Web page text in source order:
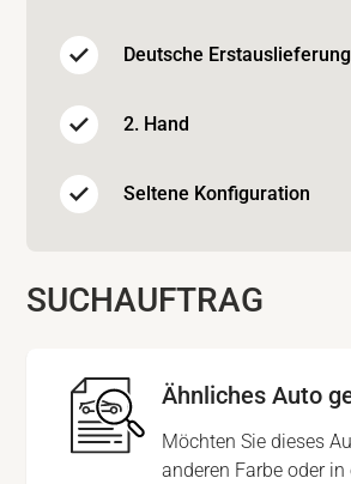
Deutsche Erstauslieferung
2. Hand
Seltene Konfiguration
SUCHAUFTRAG
Ähnliches Auto
Möchten Sie dieses
anderen Farbe oder in